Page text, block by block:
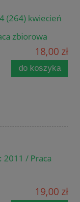
(264) kwiecień
zbiorowa
18,00 zł
do koszyka
2011 / Praca
19,00 zł